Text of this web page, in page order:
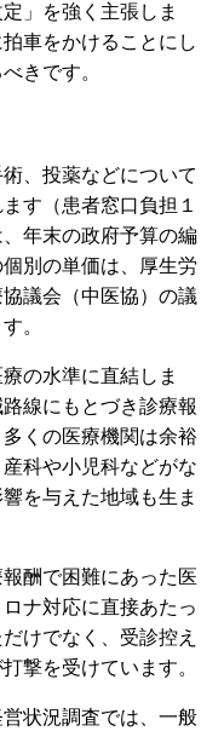
」を強く主張しま
車をかけることにし
きです。
、投薬などについて
す（患者窓口負担１
年末の政府予算の編
別の単価は、厚生労
議会（中医協）の議
。
の水準に直結しま
線にもとづき診療報
くの医療機関は余裕
科や小児科などがな
を与えた地域も生ま
酬で困難にあった医
ナ対応に直接あたっ
けでなく、受診控え
撃を受けています。
状況調査では、一般